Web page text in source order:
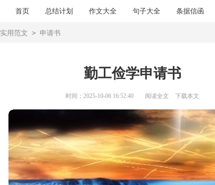
首页 总结计划 作文大全 句子大全 条据信函
实用范文 > 申请书
勤工俭学申请书
时间：2025-10-06 16:52:40 阅读全文 下载本文